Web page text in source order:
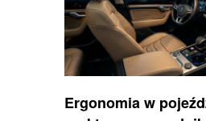
Ergonomia w